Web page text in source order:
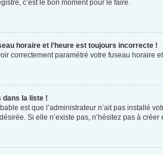
c’est le bon moment pour le faire.
horaire et l’heure est toujours incorrecte !
correctement paramétré votre fuseau horaire
dans la liste !
est que l’administrateur n’ait pas installé
Si elle n’existe pas, n’hésitez pas à